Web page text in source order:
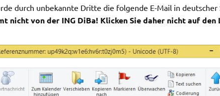
durch unbekannte Dritte die folgende E-Mail in deutscher
nicht von der ING DiBa! Klicken Sie daher nicht auf den